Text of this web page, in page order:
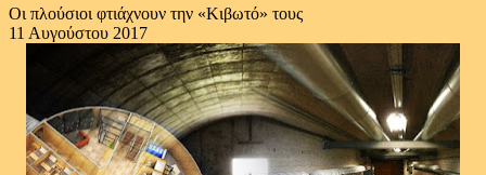
Οι πλούσιοι φτιάχνουν την «Κιβωτό» τους
11 Αυγούστου 2017